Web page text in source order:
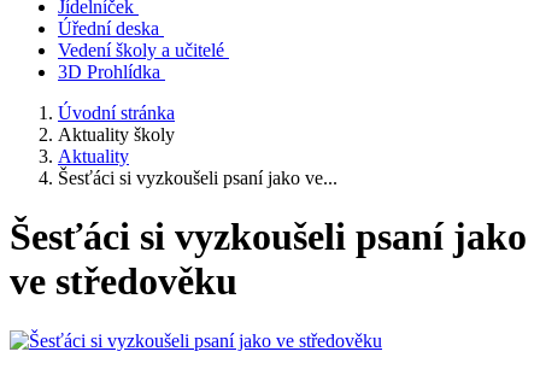
Jídelníček
Úřední deska
Vedení školy a učitelé
3D Prohlídka
Úvodní stránka
Aktuality školy
Aktuality
Šesťáci si vyzkoušeli psaní jako ve...
Šesťáci si vyzkoušeli psaní jako
ve středověku